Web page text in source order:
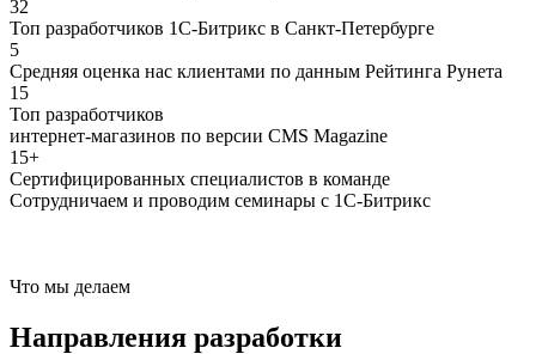
32
Топ разработчиков 1С-Битрикс в Санкт-Петербурге
5
Средняя оценка нас клиентами по данным Рейтинга Рунета
15
Топ разработчиков
интернет-магазинов по версии CMS Magazine
15+
Сертифицированных специалистов в команде
Сотрудничаем и проводим семинары с 1С-Битрикс
Что мы делаем
Направления разработки